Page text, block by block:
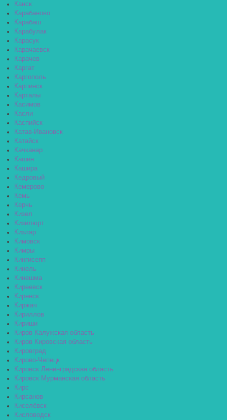
Канск
Карабаново
Карабаш
Карабулак
Карасук
Карачаевск
Карачев
Каргат
Каргополь
Карпинск
Карталы
Касимов
Касли
Каспийск
Катав-Ивановск
Катайск
Качканар
Кашин
Кашира
Кедровый
Кемерово
Кемь
Керчь
Кизел
Кизилюрт
Кизляр
Кимовск
Кимры
Кингисепп
Кинель
Кинешма
Киреевск
Киренск
Киржач
Кириллов
Кириши
Киров Калужская область
Киров Кировская область
Кировград
Кирово-Чепецк
Кировск Ленинградская область
Кировск Мурманская область
Кирс
Кирсанов
Киселёвск
Кисловодск